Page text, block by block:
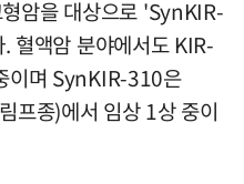
암을 대상으로 'SynKIR-
혈액암 분야에서도 KIR-
이며 SynKIR-310은
프종)에서 임상 1상 중이